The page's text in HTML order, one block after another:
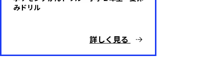
みドリル
詳しく見る